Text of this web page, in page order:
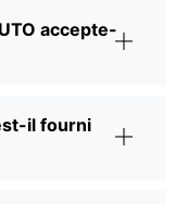
accepte-
il fourni